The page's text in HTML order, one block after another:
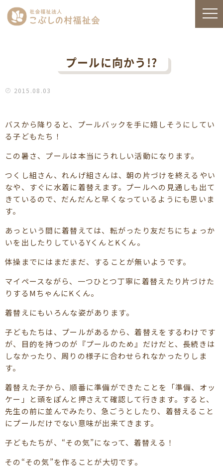
プールに向かう!?
2015.08.03
バスから降りると、プールバックを手に嬉しそうにしてい
る子どもたち！
この暑さ、プールは本当にうれしい活動になります。
つくし組さん、れんげ組さんは、朝の片づけを終えるやい
なや、すぐに水着に着替えます。プールへの見通しも出て
きているので、だんだんと早くなっているようにも思いま
す。
あっという間に着替えては、転がったり友だちにちょっか
いを出したりしているYくんとKくん。
体操までにはまだまだ、することが無いようです。
マイペースながら、一つひとつ丁寧に着替えたり片づけた
りするMちゃんにKくん。
着替えにもいろんな姿があります。
子どもたちは、プールがあるから、着替えをするわけです
が、目的を持つのが『プールのため』だけだと、長続きは
しなかったり、周りの様子に合わせられなかったりしま
す。
着替えた子から、順番に準備ができたことを「準備、オッ
ケー」と頭をぽんと押さえて確認して行きます。すると、
先生の前に並んでみたり、急ごうとしたり、着替えること
にプールだけでない意味が出来てきます。
子どもたちが、“その気”になって、着替える！
その“その気”を作ることが大切です。